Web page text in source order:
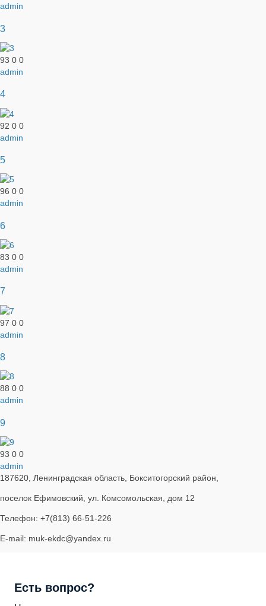
admin
3
93 0 0
admin
4
92 0 0
admin
5
96 0 0
admin
6
83 0 0
admin
7
97 0 0
admin
8
88 0 0
admin
9
93 0 0
admin
187620, Ленинградская область, Бокситогорский район,
поселок Ефимовский, ул. Комсомольская, дом 12
Телефон: +7(813) 66-51-226
E-mail: muk-ekdc@yandex.ru
Есть вопрос?